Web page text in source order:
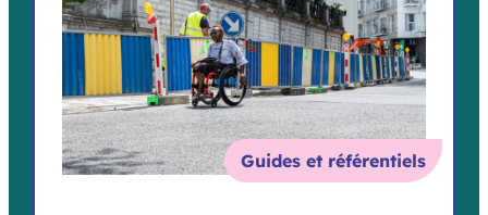
Guides et référentiels